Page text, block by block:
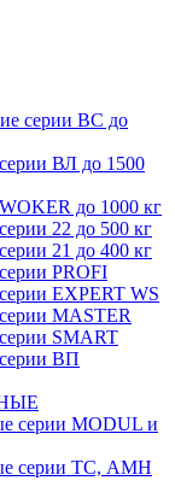
серии ВС до
ВЛ до 1500
до 1000 кг
22 до 500 кг
21 до 400 кг
PROFI
EXPERT WS
MASTER
SMART
серии ВП
серии MODUL и
серии ТС, АМН